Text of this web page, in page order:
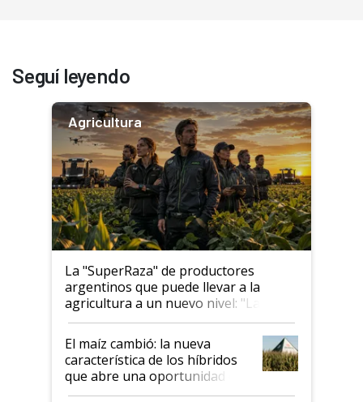
Seguí leyendo
Agricultura
La "SuperRaza" de productores
argentinos que puede llevar a la
agricultura a un nuevo nivel: "Las
posibilidades de crecimiento son
infinitas"
El maíz cambió: la nueva
característica de los híbridos
que abre una oportunidad en
el lote